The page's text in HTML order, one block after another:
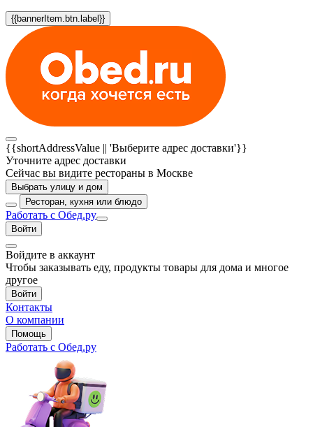
{{bannerItem.btn.label}}
{{shortAddressValue || 'Выберите адрес доставки'}}
Уточните адрес доставки
Сейчас вы видите рестораны в Москве
Выбрать улицу и дом
Ресторан, кухня или блюдо
Работать с Обед.ру
Войти
Войдите в аккаунт
Чтобы заказывать еду, продукты товары для дома и многое
другое
Войти
Контакты
О компании
Помощь
Работать с Обед.ру